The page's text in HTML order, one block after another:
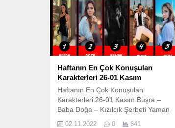
Haftanın En Çok Konuşulan
Karakterleri 26-01 Kasım
Haftanın En Çok Konuşulan
Karakterleri 26-01 Kasım Büşra –
Baba Doğa – Kızılcık Şerbeti Yaman
02.11.2022 0 641